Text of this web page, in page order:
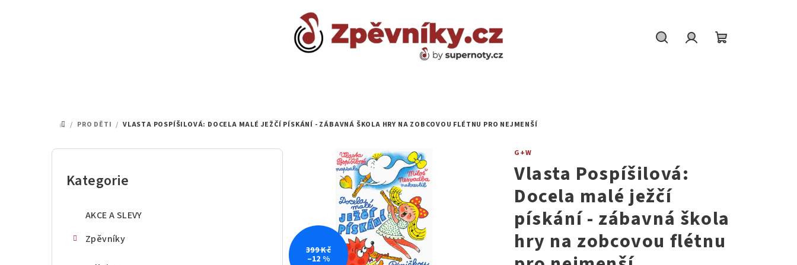
DOMŮ
/ PRO DĚTI / VLASTA POSPÍŠILOVÁ: DOCELA MALÉ JEŽČÍ PÍSKÁNÍ - ZÁBAVNÁ ŠKOLA HRY NA ZOBCOVOU FLÉTNU PRO NEJMENŠÍ
P
Přeskočit
Kategorie
AKCE A SLEVY
Zpěvníky
G+W
Vlasta Pospíšilová:
Docela malé ježčí
pískání - zábavná škola
hry na zobcovou flétnu
399 Kč
–12 %